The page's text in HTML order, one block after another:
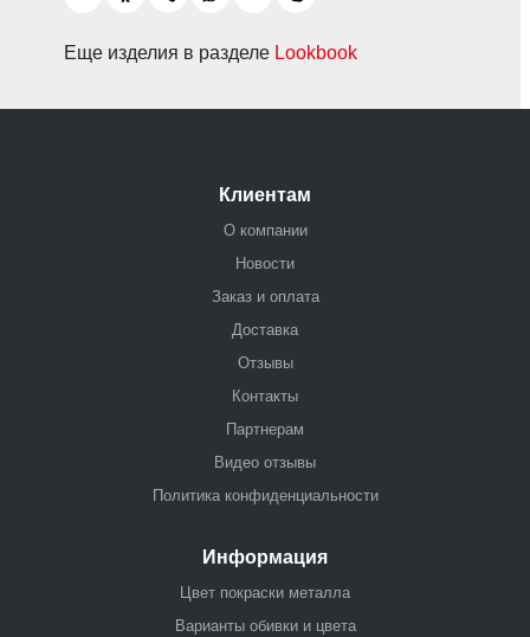
Еще изделия в разделе Lookbook
Клиентам
О компании
Новости
Заказ и оплата
Доставка
Отзывы
Контакты
Партнерам
Видео отзывы
Политика конфиденциальности
Информация
Цвет покраски металла
Варианты обивки и цвета